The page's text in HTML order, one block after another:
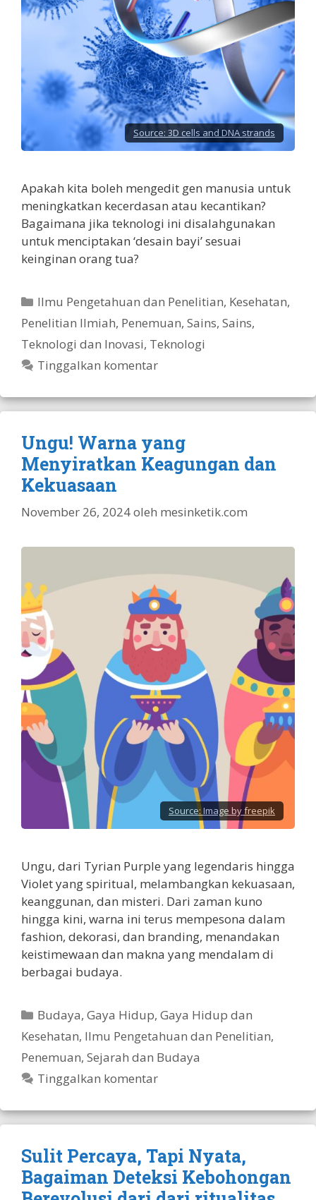
Source: 3D cells and DNA strands
Apakah kita boleh mengedit gen manusia untuk
meningkatkan kecerdasan atau kecantikan?
Bagaimana jika teknologi ini disalahgunakan
untuk menciptakan ‘desain bayi’ sesuai
keinginan orang tua?
Kategori
Ilmu Pengetahuan dan Penelitian, Kesehatan,
Penelitian Ilmiah, Penemuan, Sains, Sains,
Teknologi dan Inovasi, Teknologi
Tinggalkan komentar
Ungu! Warna yang
Menyiratkan Keagungan dan
Kekuasaan
November 26, 2024oleh mesinketik.com
Source:Image by freepik
Ungu, dari Tyrian Purple yang legendaris hingga
Violet yang spiritual, melambangkan kekuasaan,
keanggunan, dan misteri. Dari zaman kuno
hingga kini, warna ini terus mempesona dalam
fashion, dekorasi, dan branding, menandakan
keistimewaan dan makna yang mendalam di
berbagai budaya.
Kategori
Budaya,Gaya Hidup,Gaya Hidup dan
Kesehatan, Ilmu Pengetahuan dan Penelitian,
Penemuan, Sejarah dan Budaya
Tinggalkan komentar
Sulit Percaya, Tapi Nyata,
Bagaiman Deteksi Kebohongan